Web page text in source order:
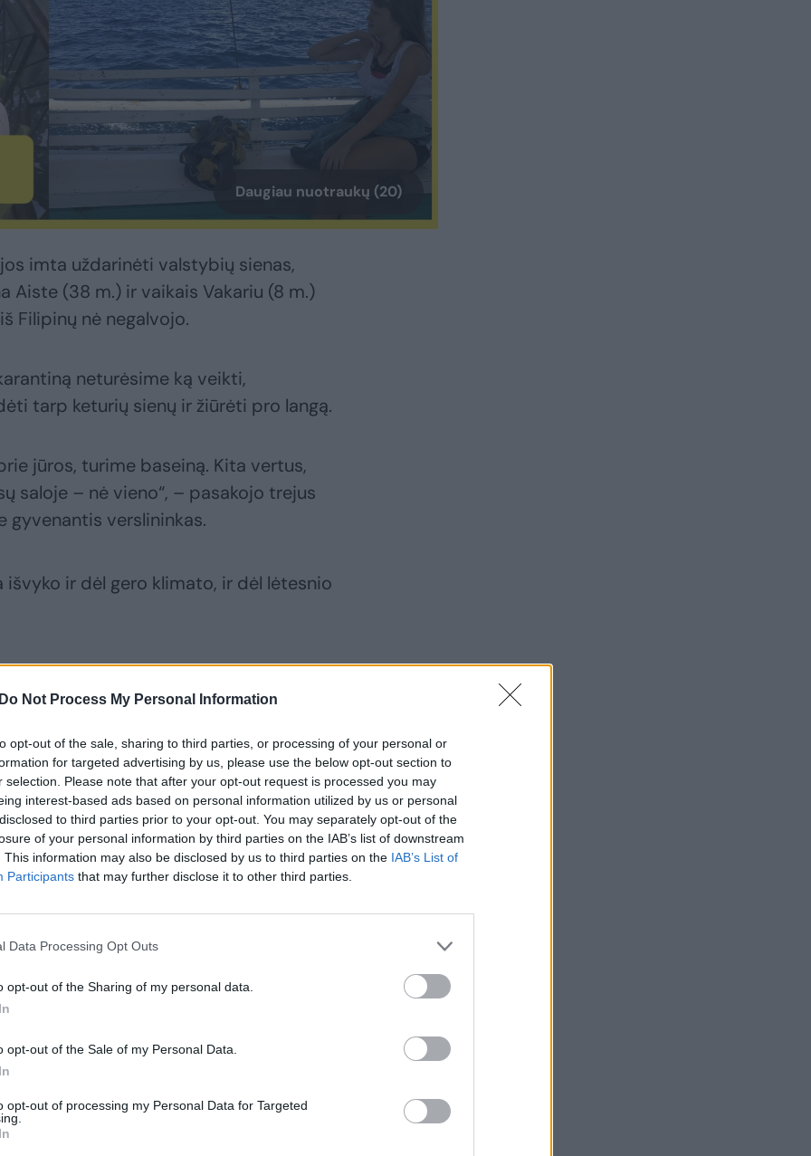
Do Not Process My Personal Information
opt-out of the sale, sharing to third parties, or processing of your personal or
for targeted advertising by us, please use the below opt-out section to
selection. Please note that after your opt-out request is processed you may
interest-based ads based on personal information utilized by us or personal
to third parties prior to your opt-out. You may separately opt-out of the
of your personal information by third parties on the IAB’s list of downstream
This information may also be disclosed by us to third parties on the IAB’s List of
Participants that may further disclose it to other third parties.
Data Processing Opt Outs
opt-out of the Sharing of my personal data.
opt-out of the Sale of my Personal Data.
opt-out of processing my Personal Data for Targeted
Daugiau nuotraukų (20)
imta uždarinėti valstybių sienas,
Aiste (38 m.) ir vaikais Vakariu (8 m.)
Filipinų nė negalvojo.
neturėsime ką veikti,
tarp keturių sienų ir žiūrėti pro langą.
jūros, turime baseiną. Kita vertus,
saloje – nė vieno“, – pasakojo trejus
gyvenantis verslininkas.
išvyko ir dėl gero klimato, ir dėl lėtesnio
verslų, Panglao saloje nusipirko sklypą
Bamboo Oasis“ („Panglao
metų. Tiek pat laiko jis ir veikia.
būdu rūpinasi Lietuvoje likusiu
sala nusidriekusi šiaurinėje
yra Boholio sala su Takvilarano
7107 salos, miestų nedaug.
to, kad žemės kainos čia buvo
pasiekęs piko.
per pastaruosius trejus metus